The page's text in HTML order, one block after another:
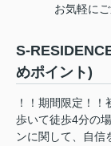
お気軽にご
S-
めポイント)
！！期間限定！！
歩いて徒歩4分の
ンに関して、自信